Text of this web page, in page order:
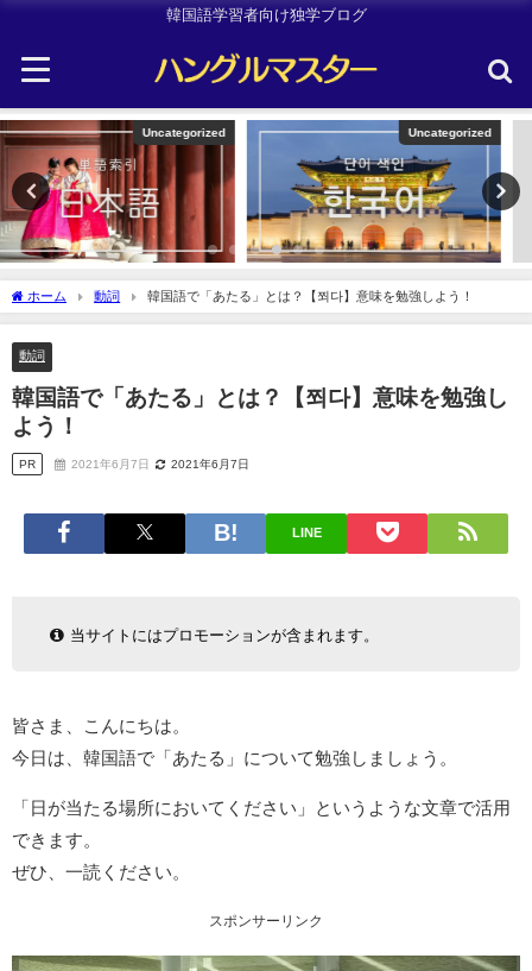
韓国語学習者向け独学ブログ
Uncategorized 韓国旅行
ホーム 動詞 韓国語で「あたる」とは？【쬐다】意味を勉強しよう！
動詞
韓国語で「あたる」とは？【쬐다】意味を勉強し
よう！
PR 2021年6月7日 2021年6月7日
LINE
当サイトにはプロモーションが含まれます。
皆さま、こんにちは。
今日は、韓国語で「あたる」について勉強しましょう。
「日が当たる場所においてください」というような文章で活用
できます。
ぜひ、一読ください。
スポンサーリンク